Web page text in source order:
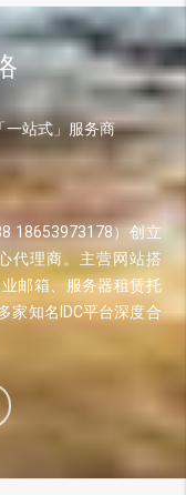
一站式」服务商
18653973178）创立
代理商。主营网站搭
邮箱、服务器租赁托
家知名IDC平台深度合